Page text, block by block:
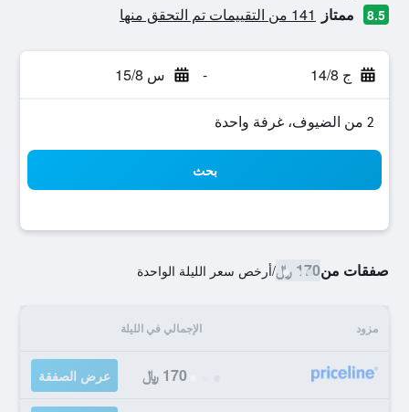
8.5 ممتاز 141 من التقييمات تم التحقق منها
ج 14/8 - س 15/8
2 من الضيوف، غرفة واحدة
بحث
صفقات من170 ﷼ /أرخص سعر الليلة الواحدة
مزود الإجمالي في الليلة
170 ﷼ عرض الصفقة